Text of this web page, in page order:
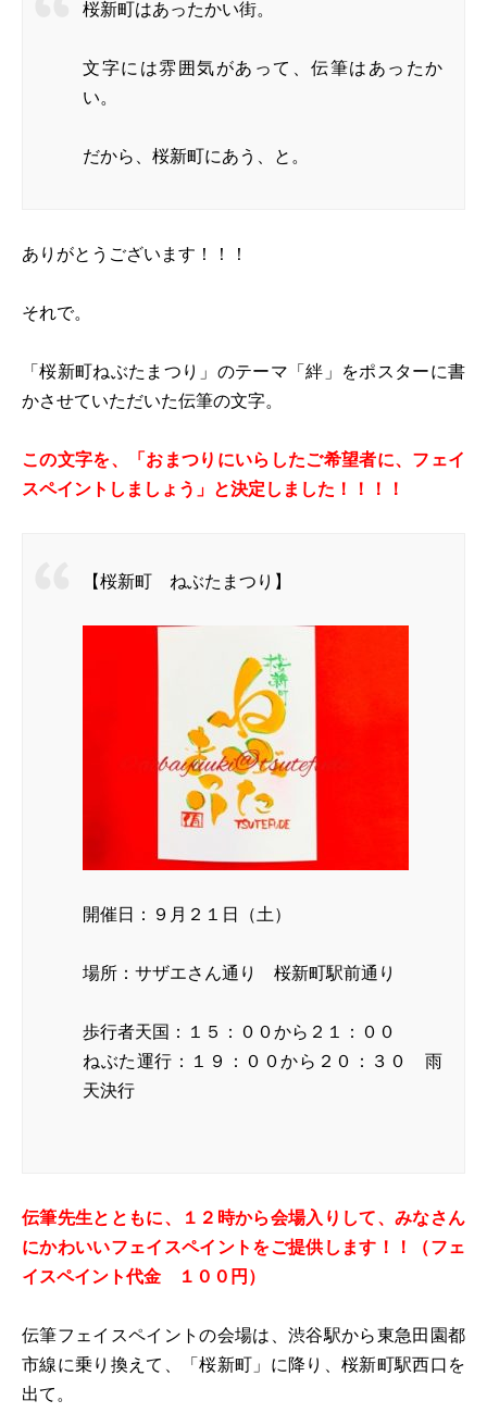
桜新町はあったかい街。
文字には雰囲気があって、伝筆はあったか
い。
だから、桜新町にあう、と。
ありがとうございます！！！
それで。
「桜新町ねぶたまつり」のテーマ「絆」をポスターに書
かさせていただいた伝筆の文字。
この文字を、「おまつりにいらしたご希望者に、フェイ
スペイントしましょう」と決定しました！！！！
【桜新町 ねぶたまつり】
開催日：９月２１日（土）
場所：サザエさん通り 桜新町駅前通り
歩行者天国：１５：００から２１：００
ねぶた運行：１９：００から２０：３０ 雨
天決行
伝筆先生とともに、１２時から会場入りして、みなさん
にかわいいフェイスペイントをご提供します！！（フェ
イスペイント代金 １００円）
伝筆フェイスペイントの会場は、渋谷駅から東急田園都
市線に乗り換えて、「桜新町」に降り、桜新町駅西口を
出て。